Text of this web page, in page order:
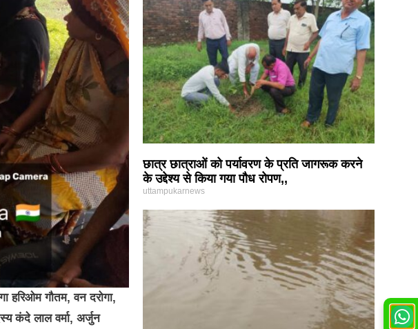
हरिओम गौतम, वन दरोगा,
कंदे लाल वर्मा, अर्जुन
छात्र छात्राओं को पर्यावरण के प्रति जागरूक करने
के उद्देश्य से किया गया पौध रोपण,,
uttampukarnews